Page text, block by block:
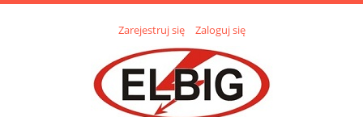
Zarejestruj się Zaloguj się